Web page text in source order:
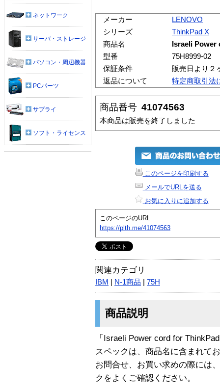
メーカー
LENOVO
シリーズ
ThinkPad X
商品名
Israeli
型番
75H8999-02
保証条件
販売日より２
返品について
特定商取引法
商品番号 41074563
本商品は販売を終了しました
このページを印刷する
メールでURLを送る
お気に入りに追加する
このページのURL
https://plth.me/41074563
関連カテゴリ
IBM N-1商品 75H
商品説明
「Israeli Power cord for
スペックは、商品名に含まれて
お問合せ、お買い求めの際には
クをよくご確認ください。
ネットワーク
サーバ・ストレージ
パソコン・周辺機器
PCパーツ
サプライ
ソフト・ライセンス